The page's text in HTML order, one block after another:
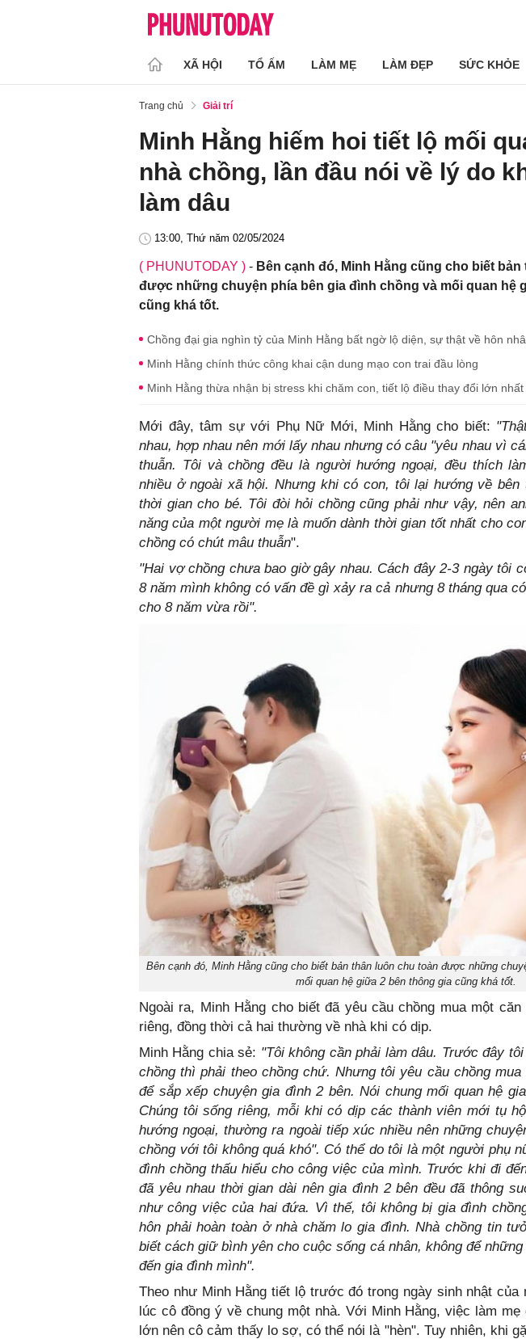
XÃ HỘI TỔ ẤM LÀM MẸ LÀM ĐẸP SỨC KHỎE
Trang chủ Giải trí
Minh Hằng hiếm hoi tiết lộ mối
nhà chồng, lần đầu nói về lý do
làm dâu
13:00, Thứ năm 02/05/2024
( PHUNUTODAY ) - Bên cạnh đó, Minh Hằng cũng cho biết
được những chuyện phía bên gia đình chồng và mối quan hệ
cũng khá tốt.
Chồng đại gia nghìn tỷ của Minh Hằng bất ngờ lộ diện, sự thật về hôn
Minh Hằng chính thức công khai cận dung mạo con trai đầu lòng
Minh Hằng thừa nhận bị stress khi chăm con, tiết lộ điều thay đổi lớn
Mới đây, tâm sự với Phụ Nữ Mới, Minh Hằng cho biết:
nhau, hợp nhau nên mới lấy nhau nhưng có câu "yêu nhau vì
thuẫn. Tôi và chồng đều là người hướng ngoại, đều thích
nhiều ở ngoài xã hội. Nhưng khi có con, tôi lại hướng về bên
thời gian cho bé. Tôi đòi hỏi chồng cũng phải như vậy, nên
năng của một người mẹ là muốn dành thời gian tốt nhất cho
chồng có chút mâu thuẫn".
"Hai vợ chồng chưa bao giờ gây nhau. Cách đây 2-3 ngày tôi
8 năm mình không có vấn đề gì xảy ra cả nhưng 8 tháng qua
cho 8 năm vừa rồi".
Bên cạnh đó, Minh Hằng cũng cho biết bản thân luôn chu toàn được những
mối quan hệ giữa 2 bên thông gia cũng khá tốt.
Ngoài ra, Minh Hằng cho biết đã yêu cầu chồng mua một
riêng, đồng thời cả hai thường về nhà khi có dịp.
Minh Hằng chia sẻ: "Tôi không cần phải làm dâu. Trước đây
chồng thì phải theo chồng chứ. Nhưng tôi yêu cầu chồng
để sắp xếp chuyện gia đình 2 bên. Nói chung mối quan hệ
Chúng tôi sống riêng, mỗi khi có dịp các thành viên mới tụ
hướng ngoại, thường ra ngoài tiếp xúc nhiều nên những
chồng với tôi không quá khó". Có thể do tôi là một người phụ
đình chồng thấu hiểu cho công việc của mình. Trước khi đi
đã yêu nhau thời gian dài nên gia đình 2 bên đều đã thông
như công việc của hai đứa. Vì thế, tôi không bị gia đình
hôn phải hoàn toàn ở nhà chăm lo gia đình. Nhà chồng tin
biết cách giữ bình yên cho cuộc sống cá nhân, không để
đến gia đình mình".
Theo như Minh Hằng tiết lộ trước đó trong ngày sinh nhật
lúc cô đồng ý về chung một nhà. Với Minh Hằng, việc làm
lớn nên cô cảm thấy lo sợ, có thể nói là "hèn". Tuy nhiên, khi